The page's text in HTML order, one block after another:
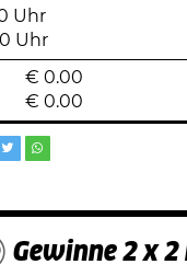
Uhr
Uhr
€ 0.00
€ 0.00
Gewinne 2 x